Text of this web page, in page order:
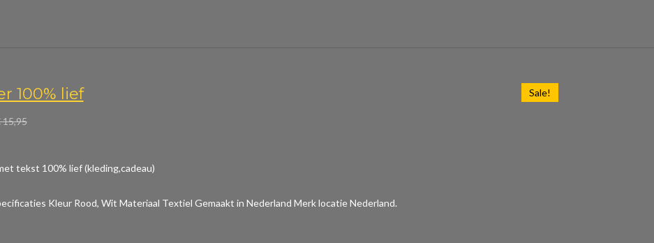
Sale!
100% lief
15,95
tekst 100% lief (kleding,cadeau)
Kleur Rood, Wit Materiaal Textiel Gemaakt in Nederland Merk locatie Nederland.